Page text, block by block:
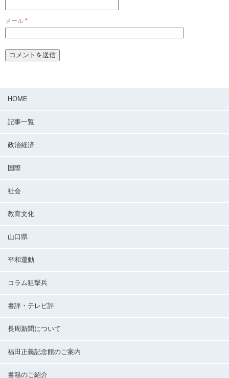
メール *
HOME
記事一覧
政治経済
国際
社会
教育文化
山口県
平和運動
コラム狙撃兵
書評・テレビ評
長周新聞について
福田正義記念館のご案内
書籍のご紹介